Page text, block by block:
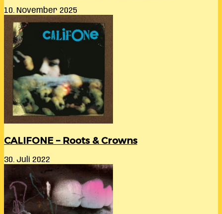
10. November 2025
CALIFONE – Roots & Crowns
30. Juli 2022